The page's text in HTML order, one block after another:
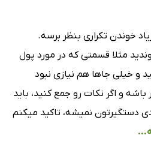
خوندن تکراری بنظر برسه.
مثلا قسمتی که در مورد پول
خیلی جاها هم نیازی نبود
و اگر نکات رو جمع کنید، باید
دستگیرتون نمیشه، تاکید میکنم